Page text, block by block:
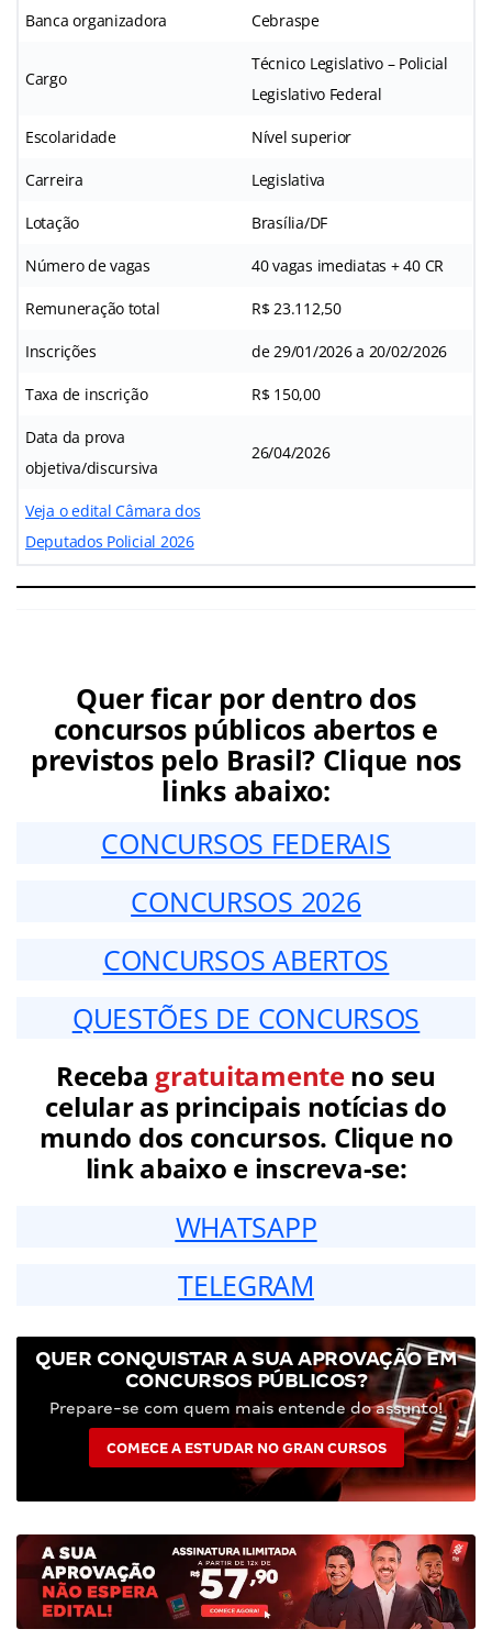
Banca organizadora Cebraspe
Cargo
Técnico Legislativo – Policial
Legislativo Federal
Escolaridade Nível superior
Carreira Legislativa
Lotação Brasília/DF
Número de vagas 40 vagas imediatas + 40 CR
Remuneração total R$ 23.112,50
Inscrições de 29/01/2026 a 20/02/2026
Taxa de inscrição R$ 150,00
Data da prova
objetiva/discursiva
26/04/2026
Veja o edital Câmara dos
Deputados Policial 2026
Quer ficar por dentro dos
concursos públicos abertos e
previstos pelo Brasil? Clique nos
links abaixo:
CONCURSOS FEDERAIS
CONCURSOS 2026
CONCURSOS ABERTOS
QUESTÕES DE CONCURSOS
Receba gratuitamenteno seu
celular as principais notícias do
mundo dos concursos. Clique no
link abaixo e inscreva-se:
WHATSAPP
TELEGRAM
QUER CONQUISTAR A SUA APROVAÇÃO EM
CONCURSOS PÚBLICOS?
Prepare-se com quem mais entende do assunto!
COMECE A ESTUDAR NO GRAN CURSOS